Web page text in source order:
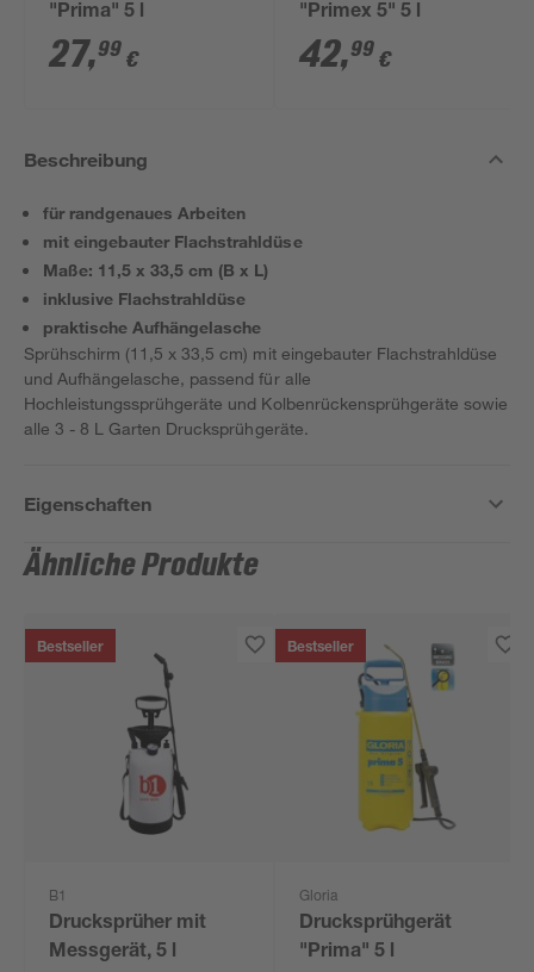
"Prima" 5 l
27,99 €
"Primex 5" 5 l
42,99 €
Beschreibung
für randgenaues Arbeiten
mit eingebauter Flachstrahldüse
Maße: 11,5 x 33,5 cm (B x L)
inklusive Flachstrahldüse
praktische Aufhängelasche
Sprühschirm (11,5 x 33,5 cm) mit eingebauter Flachstrahldüse
und Aufhängelasche, passend für alle
Hochleistungssprühgeräte und Kolbenrückensprühgeräte sowie
alle 3 - 8 L Garten Drucksprühgeräte.
Eigenschaften
Ähnliche Produkte
Bestseller
B1
Drucksprüher mit
Messgerät, 5 l
Bestseller
Gloria
Drucksprühgerät
"Prima" 5 l